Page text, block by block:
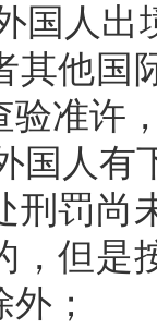
国人出
其他国
验准许
国人有
刑罚
，但是
；